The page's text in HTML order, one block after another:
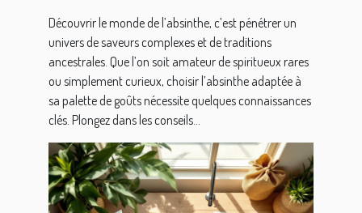
Découvrir le monde de l’absinthe, c’est pénétrer un
univers de saveurs complexes et de traditions
ancestrales. Que l’on soit amateur de spiritueux rares
ou simplement curieux, choisir l’absinthe adaptée à
sa palette de goûts nécessite quelques connaissances
clés. Plongez dans les conseils...